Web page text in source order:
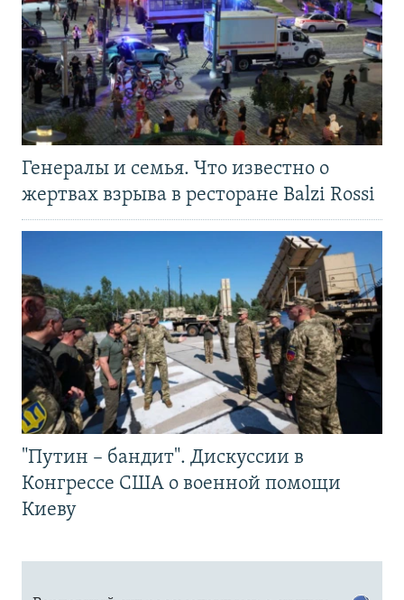
Генералы и семья. Что известно о
жертвах взрыва в ресторане Balzi Rossi
"Путин – бандит". Дискуссии в
Конгрессе США о военной помощи
Киеву